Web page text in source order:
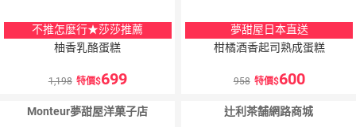
不推怎麼行★莎莎推薦
柚香乳酪蛋糕
1,198 特價 699
夢甜屋日本直送
柑橘酒香起司熟成蛋糕
958 特價 600
Monteur夢甜屋洋菓子店 辻利茶舗網路商城